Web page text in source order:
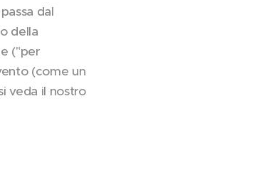
dal
della
("per
(come un
veda il nostro